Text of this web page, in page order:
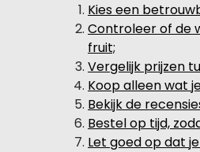
Kies een
Controleer of de
fruit;
Vergelijk prijzen
Koop alleen wat
Bekijk de
Bestel op tijd,
Let goed op dat